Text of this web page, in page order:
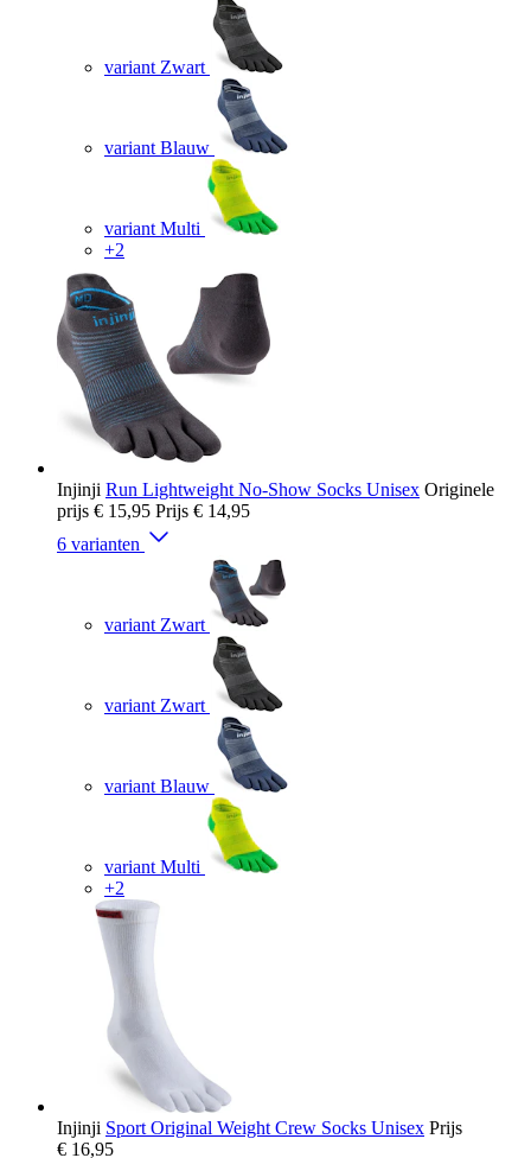
variant Zwart
variant Blauw
variant Multi
+2
Injinji Run Lightweight No-Show Socks Unisex Originele
prijs € 15,95 Prijs € 14,95
6 varianten
variant Zwart
variant Zwart
variant Blauw
variant Multi
+2
Injinji Sport Original Weight Crew Socks Unisex Prijs
€ 16,95